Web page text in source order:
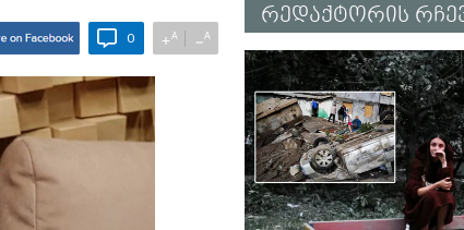
0 +A −A
რედაქტორის